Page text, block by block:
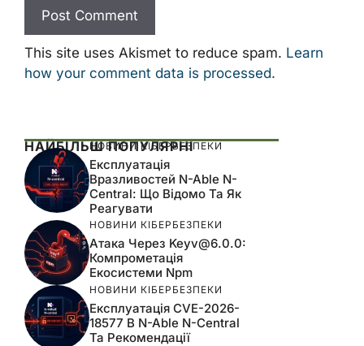
This site uses Akismet to reduce spam. Learn
how your comment data is processed.
НАЙБІЛЬШ ПОПУЛЯРНІ
НОВИНИ КІБЕРБЕЗПЕКИ
Експлуатація
Вразливостей N-Able N-
Central: Що Відомо Та Як
Реагувати
НОВИНИ КІБЕРБЕЗПЕКИ
Атака Через Keyv@6.0.0:
Компрометація
Екосистеми Npm
НОВИНИ КІБЕРБЕЗПЕКИ
Експлуатація CVE-2026-
18577 В N-Able N-Central
Та Рекомендації